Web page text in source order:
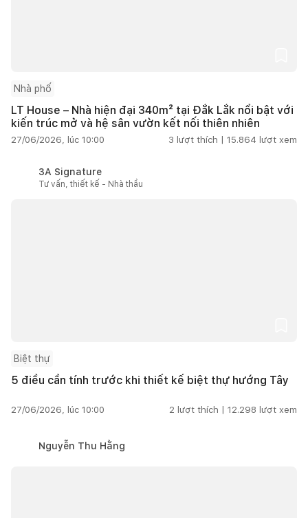
Nhà phố
LT House – Nhà hiện đại 340m² tại Đắk Lắk nổi bật với
kiến trúc mở và hệ sân vườn kết nối thiên nhiên
27/06/2026, lúc 10:00 3 lượt thích | 15.864 lượt xem
3A Signature
Tư vấn, thiết kế - Nhà thầu
Biệt thự
5 điều cần tính trước khi thiết kế biệt thự hướng Tây
27/06/2026, lúc 10:00 2 lượt thích | 12.298 lượt xem
Nguyễn Thu Hằng